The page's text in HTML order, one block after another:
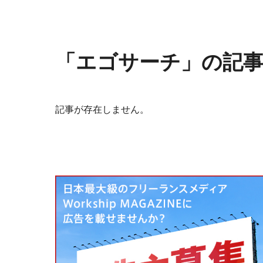
「エゴサーチ」の記
記事が存在しません。